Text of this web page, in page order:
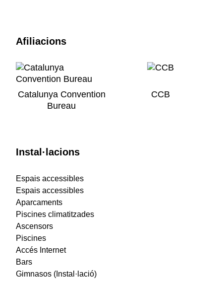
Afiliacions
Catalunya Convention
Bureau
CCB
Instal·lacions
Espais accessibles
Espais accessibles
Aparcaments
Piscines climatitzades
Ascensors
Piscines
Accés Internet
Bars
Gimnasos (Instal·lació)